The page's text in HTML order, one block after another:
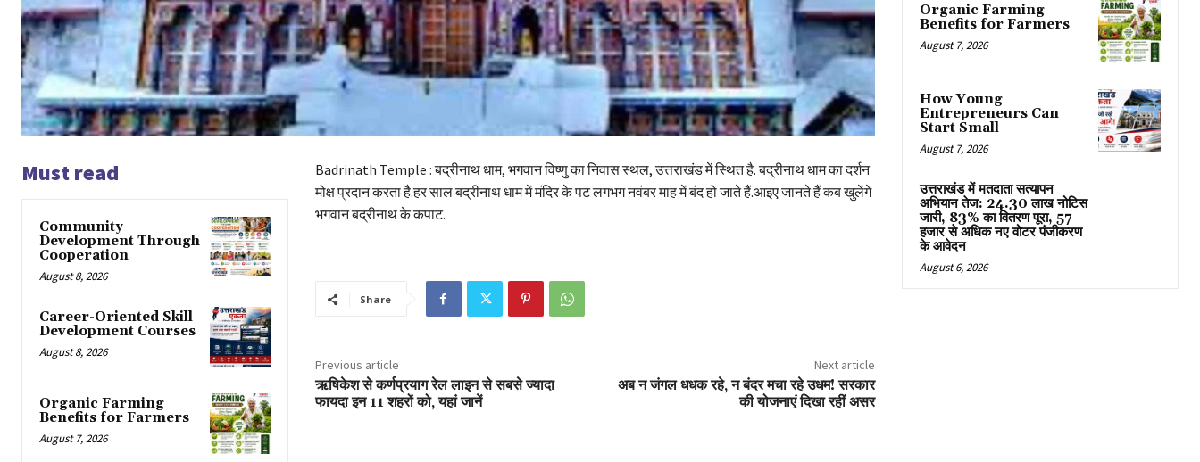
Must read
Community
Development Through
Cooperation
August 8, 2026
Career-Oriented Skill
Development Courses
August 8, 2026
Organic Farming
Benefits for Farmers
August 7, 2026
Badrinath Temple : बद्रीनाथ धाम, भगवान विष्णु का निवास स्थल, उत्तराखंड में स्थित है. बद्रीनाथ धाम का दर्शन
मोक्ष प्रदान करता है.हर साल बद्रीनाथ धाम में मंदिर के पट लगभग नवंबर माह में बंद हो जाते हैं.आइए जानते हैं कब खुलेंगे
भगवान बद्रीनाथ के कपाट.
Share
Previous article
ऋषिकेश से कर्णप्रयाग रेल लाइन से सबसे ज्‍यादा
फायदा इन 11 शहरों को, यहां जानें
Next article
अब न जंगल धधक रहे, न बंदर मचा रहे उधम! सरकार
की योजनाएं दिखा रहीं असर
Organic Farming
Benefits for Farmers
August 7, 2026
How Young
Entrepreneurs Can
Start Small
August 7, 2026
उत्तराखंड में मतदाता सत्यापन
अभियान तेज: 24.30 लाख नोटिस
जारी, 83% का वितरण पूरा, 57
हजार से अधिक नए वोटर पंजीकरण
के आवेदन
August 6, 2026